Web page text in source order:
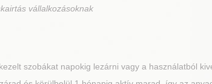
vállalkozásoknak
szobákat napokig lezárni vagy a használatból